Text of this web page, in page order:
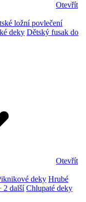
Otevřít
ložní povlečení
deky Dětský fusak do
Otevřít
deky Hrubé
2 další Chlupaté deky